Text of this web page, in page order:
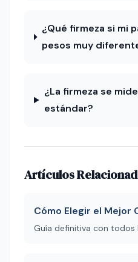
¿Qué firmeza si mi
pesos muy
¿La firmeza se
estándar?
Artículos
Cómo Elegir el Mejor
Guía definitiva con